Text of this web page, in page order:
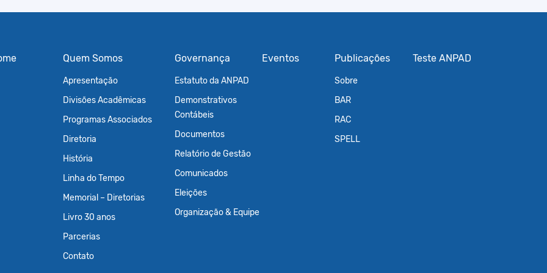
Quem Somos
Apresentação
Divisões Acadêmicas
Programas Associados
Diretoria
História
Linha do Tempo
Memorial – Diretorias
Livro 30 anos
Parcerias
Contato
Governança
Estatuto da ANPAD
Demonstrativos
Contábeis
Documentos
Relatório de Gestão
Comunicados
Eleições
Organização & Equipe
Eventos Publicações
Sobre
BAR
RAC
SPELL
Teste ANPAD